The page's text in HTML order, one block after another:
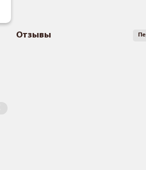
Отзывы